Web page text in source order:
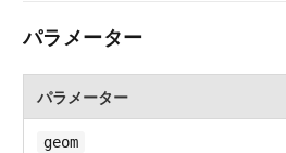
パラメーター
パラメーター
geom